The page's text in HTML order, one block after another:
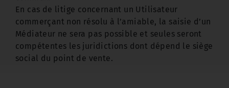
En cas de litige concernant un Utilisateur
commerçant non résolu à l’amiable, la saisie d’un
Médiateur ne sera pas possible et seules seront
compétentes les juridictions dont dépend le siège
social du point de vente.